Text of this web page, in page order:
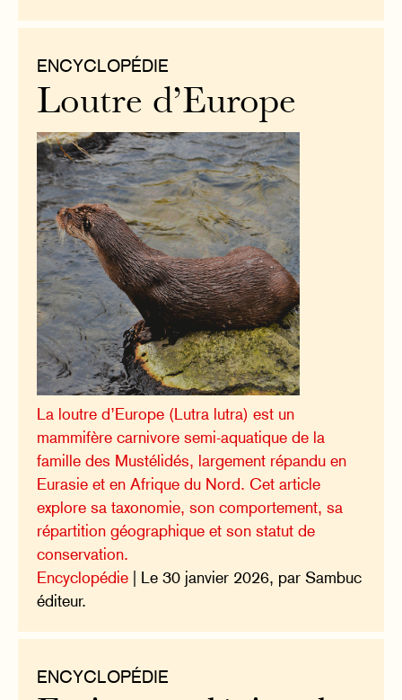
ENCYCLOPÉDIE
Loutre d’Europe
La loutre d’Europe (Lutra lutra) est un
mammifère carnivore semi-aquatique de la
famille des Mustélidés, largement répandu en
Eurasie et en Afrique du Nord. Cet article
explore sa taxonomie, son comportement, sa
répartition géographique et son statut de
conservation.
Encyclopédie | Le 30 janvier 2026, par Sambuc
éditeur.
ENCYCLOPÉDIE